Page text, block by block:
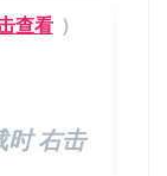
查看 ）
时 右击